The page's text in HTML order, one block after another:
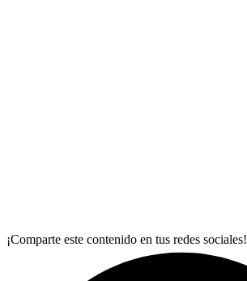
¡Comparte este contenido en tus redes sociales!